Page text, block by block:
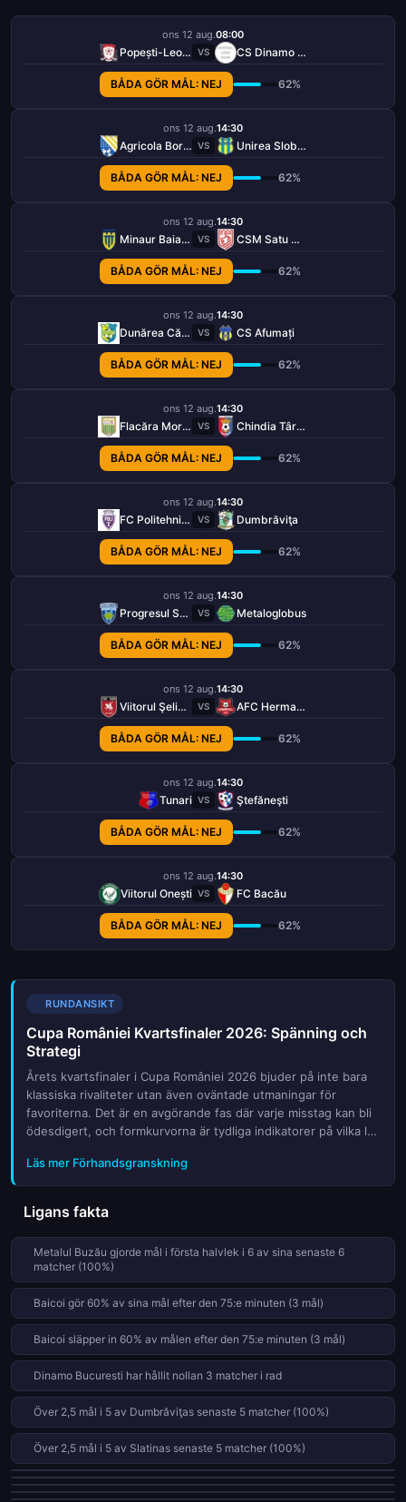
ons 12 aug.08:00
Popești-Leordeni VS CS Dinamo Bukarest
BÅDA GÖR MÅL: NEJ 62%
ons 12 aug.14:30
Agricola Borcea VS Unirea Slobozia
BÅDA GÖR MÅL: NEJ 62%
ons 12 aug.14:30
Minaur Baia Mare VS CSM Satu Mare
BÅDA GÖR MÅL: NEJ 62%
ons 12 aug.14:30
Dunărea Călărași VS CS Afumați
BÅDA GÖR MÅL: NEJ 62%
ons 12 aug.14:30
Flacăra Moreni VS Chindia Târgoviște
BÅDA GÖR MÅL: NEJ 62%
ons 12 aug.14:30
FC Politehnica Timișoara VS Dumbrăviţa
BÅDA GÖR MÅL: NEJ 62%
ons 12 aug.14:30
Progresul Spartac VS Metaloglobus
BÅDA GÖR MÅL: NEJ 62%
ons 12 aug.14:30
Viitorul Şelimbăr VS AFC Hermannstadt
BÅDA GÖR MÅL: NEJ 62%
ons 12 aug.14:30
Tunari VS Ştefăneşti
BÅDA GÖR MÅL: NEJ 62%
ons 12 aug.14:30
Viitorul Onești VS FC Bacău
BÅDA GÖR MÅL: NEJ 62%
RUNDANSIKT
Cupa României Kvartsfinaler 2026: Spänning och
Strategi
Årets kvartsfinaler i Cupa României 2026 bjuder på inte bara
klassiska rivaliteter utan även oväntade utmaningar för
favoriterna. Det är en avgörande fas där varje misstag kan bli
ödesdigert, och formkurvorna är tydliga indikatorer på vilka lag
Läs mer Förhandsgranskning
Ligans fakta
Metalul Buzău gjorde mål i första halvlek i 6 av sina senaste 6
matcher (100%)
Baicoi gör 60% av sina mål efter den 75:e minuten (3 mål)
Baicoi släpper in 60% av målen efter den 75:e minuten (3 mål)
Dinamo Bucuresti har hållit nollan 3 matcher i rad
Över 2,5 mål i 5 av Dumbrăviţas senaste 5 matcher (100%)
Över 2,5 mål i 5 av Slatinas senaste 5 matcher (100%)
Över 2,5 mål i 6 av Sporting Lieştis senaste 6 matcher (100%)
CFR 1907 Cluj släpper in 50% av målen efter den 75:e minuten (3 mål)
Dumbrăviţa gör 50% av sina mål efter den 75:e minuten (4 mål)
Petrolul Ploiesti gör 50% av sina mål efter den 75:e minuten (3 mål)